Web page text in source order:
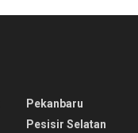
Pekanbaru
Pesisir Selatan